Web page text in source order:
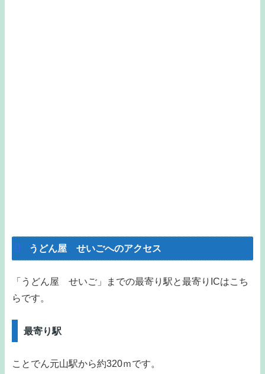
うどん屋 せいごへのアクセス
「うどん屋 せいご」までの最寄り駅と最寄りICはこち
らです。
最寄り駅
ことでん元山駅から約320ｍです。